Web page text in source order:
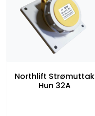
Northlift Strømuttak
Hun 32A